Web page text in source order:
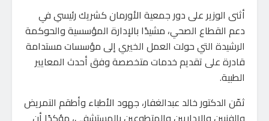
أثنى الوزير على دور جمعية الأورمان كشريك رئيسي في
دعم القطاع الصحي، مشيدًا بالإدارة المؤسسية والحوكمة
الرشيدة التي حولت العمل الخيري إلى مؤسسات مستدامة
قادرة على تقديم خدمات متخصصة وفق أحدث المعايير
الطبية.
ثمّن الدكتور خالد عبدالغفار، جهود الأطباء وأطقم التمريض